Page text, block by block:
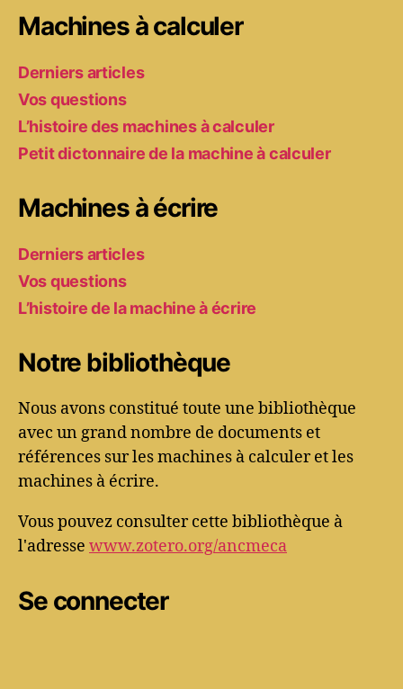
Machines à calculer
Derniers articles
Vos questions
L’histoire des machines à calculer
Petit dictonnaire de la machine à calculer
Machines à écrire
Derniers articles
Vos questions
L’histoire de la machine à écrire
Notre bibliothèque
Nous avons constitué toute une bibliothèque
avec un grand nombre de documents et
références sur les machines à calculer et les
machines à écrire.
Vous pouvez consulter cette bibliothèque à
l'adresse www.zotero.org/ancmeca
Se connecter